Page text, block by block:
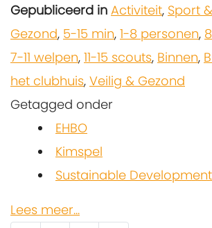
Gepubliceerd in Activiteit, Sport
Gezond, 5-15 min, 1-8 personen,
7-11 welpen, 11-15 scouts, Binnen,
het clubhuis, Veilig & Gezond
Getagged onder
EHBO
Kimspel
Sustainable
Lees meer...